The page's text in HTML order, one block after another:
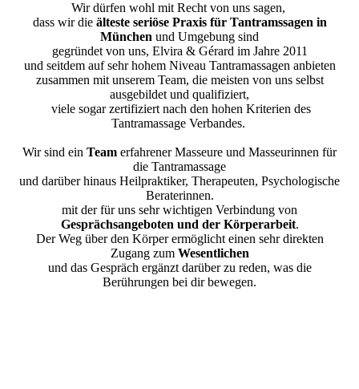
Wir dürfen wohl mit Recht von uns sagen,
dass wir dieälteste seriöse Praxis für Tantramssagen in
München und Umgebung sind
gegründet von uns, Elvira & Gérard im Jahre 2011
und seitdem auf sehr hohem Niveau Tantramassagen anbieten
zusammen mit unserem Team, die meisten von uns selbst
ausgebildet und qualifiziert,
viele sogar zertifiziert nach den hohen Kriterien des
Tantramassage Verbandes.
Wir sind ein Team erfahrener Masseure und Masseurinnen für
die Tantramassage
und darüber hinaus Heilpraktiker, Therapeuten, Psychologische
Beraterinnen.
mit der für uns sehr wichtigen Verbindung von
Gesprächsangeboten und der Körperarbeit.
Der Weg über den Körper ermöglicht einen sehr direkten
Zugang zum Wesentlichen
und das Gespräch ergänzt darüber zu reden, was die
Berührungen bei dir bewegen.